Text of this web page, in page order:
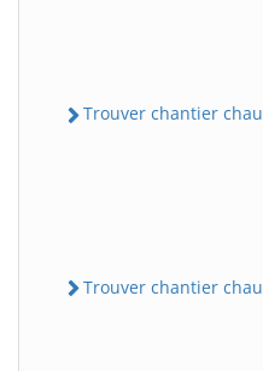
Trouver chantier
Trouver chantier